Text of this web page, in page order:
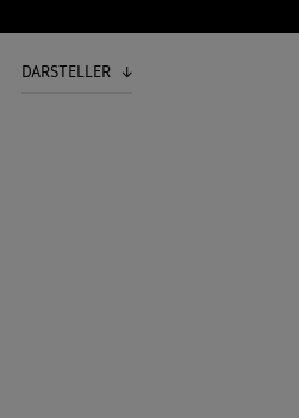
DARSTELLER